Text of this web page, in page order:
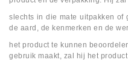
slechts in die mate uitpakken of
de aard, de kenmerken en de
het product te kunnen
gebruik maakt, zal hij het